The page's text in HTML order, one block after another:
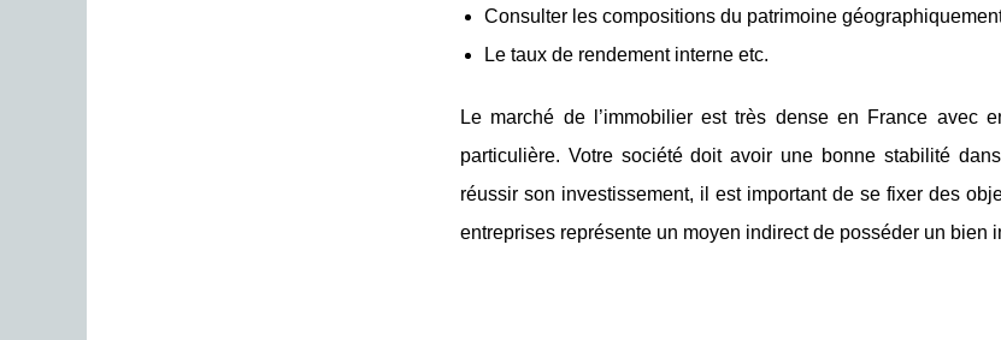
Consulter les compositions du patrimoine
Le taux de rendement interne etc.
Le marché de l’immobilier est très dense en France avec
particulière. Votre société doit avoir une bonne stabilité
réussir son investissement, il est important de se fixer des
entreprises représente un moyen indirect de posséder un bien